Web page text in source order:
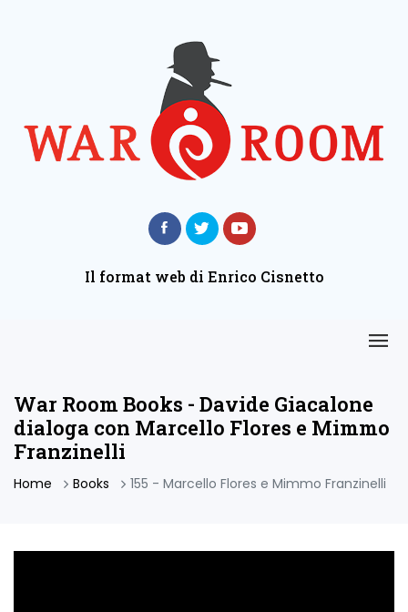
Il format web di Enrico Cisnetto
War Room Books - Davide Giacalone
dialoga con Marcello Flores e Mimmo
Franzinelli
Home Books 155 - Marcello Flores e Mimmo Franzinelli